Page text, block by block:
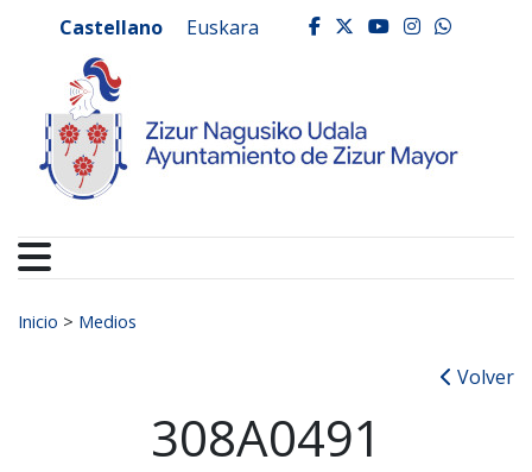
Ayuntamiento de
Castellano Euskara facebook
twitter
youtube
Buscar:
Inicio > Medios
Volver
308A0491